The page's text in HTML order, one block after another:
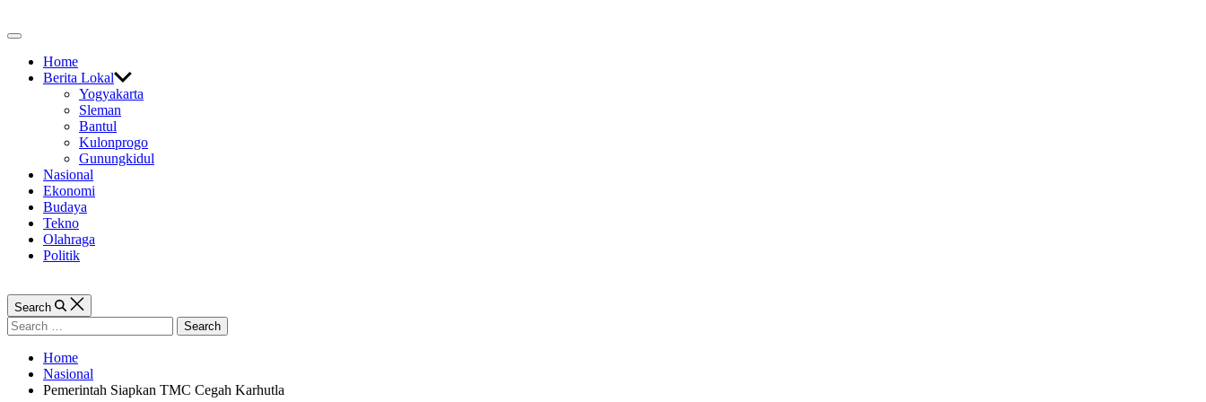
to
Off
CanvasHome
Berita Lokal
Yogyakarta
Sleman
Bantul
Kulonprogo
Gunungkidul
Nasional
Ekonomi
Budaya
Tekno
Olahraga
Politik
Search
Search
for:
Home
Nasional
Pemerintah Siapkan TMC Cegah Karhutla